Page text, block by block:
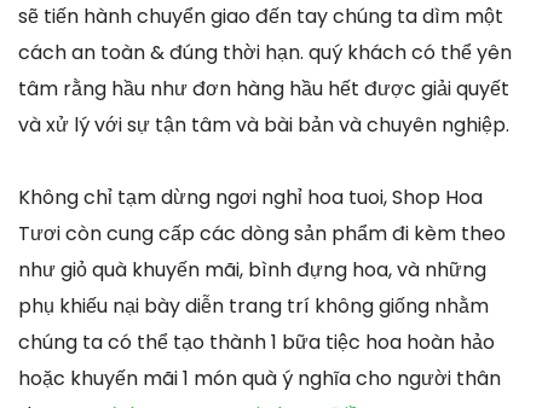
sẽ tiến hành chuyển giao đến tay chúng ta dìm một
cách an toàn & đúng thời hạn. quý khách có thể yên
tâm rằng hầu như đơn hàng hầu hết được giải quyết
và xử lý với sự tận tâm và bài bản và chuyên nghiệp.
Không chỉ tạm dừng ngơi nghỉ hoa tuoi, Shop Hoa
Tươi còn cung cấp các dòng sản phẩm đi kèm theo
như giỏ quà khuyến mãi, bình đựng hoa, và những
phụ khiếu nại bày diễn trang trí không giống nhằm
chúng ta có thể tạo thành 1 bữa tiệc hoa hoàn hảo
hoặc khuyến mãi 1 món quà ý nghĩa cho người thân